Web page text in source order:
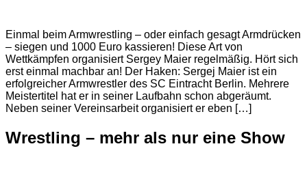
Einmal beim Armwrestling – oder einfach gesagt Armdrücken
– siegen und 1000 Euro kassieren! Diese Art von
Wettkämpfen organisiert Sergey Maier regelmäßig. Hört sich
erst einmal machbar an! Der Haken: Sergej Maier ist ein
erfolgreicher Armwrestler des SC Eintracht Berlin. Mehrere
Meistertitel hat er in seiner Laufbahn schon abgeräumt.
Neben seiner Vereinsarbeit organisiert er eben […]
Wrestling – mehr als nur eine Show